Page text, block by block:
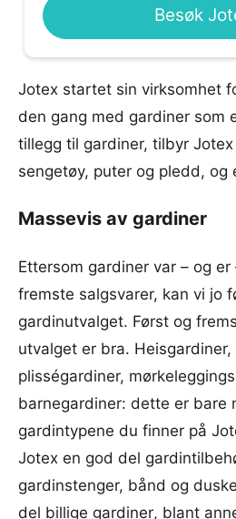
Besøk
Jotex startet sin virksomhet
den gang med gardiner som
tillegg til gardiner, tilbyr
sengetøy, puter og pledd, og
Massevis av gardiner
Ettersom gardiner var – og er
fremste salgsvarer, kan vi jo
gardinutvalget. Først og
utvalget er bra. Heisgardiner,
plisségardiner,
barnegardiner: dette er bare
gardintypene du finner på
Jotex en god del
gardinstenger, bånd og
del billige gardiner, blant